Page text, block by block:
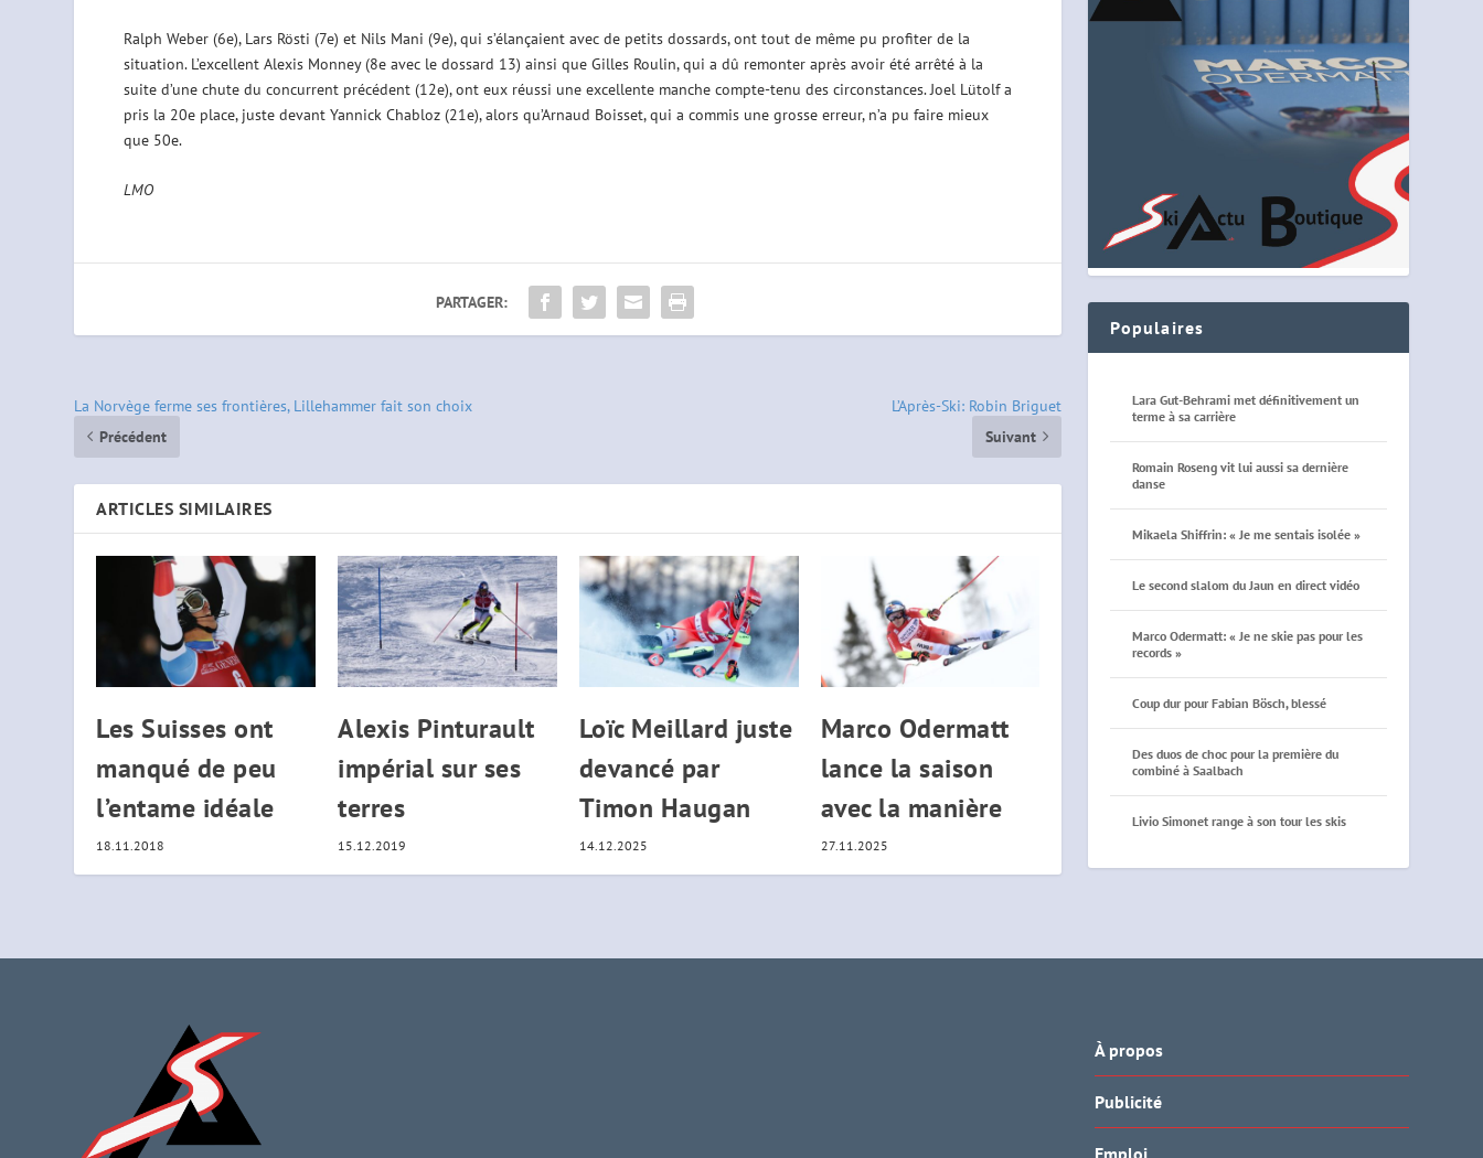
Ralph Weber (6e), Lars Rösti (7e) et Nils Mani (9e), qui s’élançaient avec de petits dossards, ont tout de même pu profiter de la
situation. L’excellent Alexis Monney (8e avec le dossard 13) ainsi que Gilles Roulin, qui a dû remonter après avoir été arrêté à la
suite d’une chute du concurrent précédent (12e), ont eux réussi une excellente manche compte-tenu des circonstances. Joel Lütolf a
pris la 20e place, juste devant Yannick Chabloz (21e), alors qu’Arnaud Boisset, qui a commis une grosse erreur, n’a pu faire mieux
que 50e.
LMO
PARTAGER:
La Norvège ferme ses frontières, Lillehammer fait son choix
Précédent
L’Après-Ski: Robin Briguet
Suivant
ARTICLES SIMILAIRES
Les Suisses ont
manqué de peu
l’entame idéale
18.11.2018
Alexis Pinturault
impérial sur ses
terres
15.12.2019
Loïc Meillard juste
devancé par
Timon Haugan
14.12.2025
Marco Odermatt
lance la saison
avec la manière
27.11.2025
Populaires
Lara Gut-Behrami met définitivement un
terme à sa carrière
Romain Roseng vit lui aussi sa dernière
danse
Mikaela Shiffrin: « Je me sentais isolée »
Le second slalom du Jaun en direct vidéo
Marco Odermatt: « Je ne skie pas pour les
records »
Coup dur pour Fabian Bösch, blessé
Des duos de choc pour la première du
combiné à Saalbach
Livio Simonet range à son tour les skis
À propos
Publicité